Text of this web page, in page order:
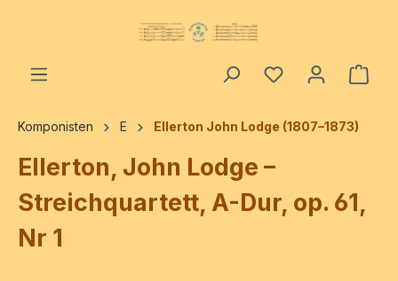
Komponisten E Ellerton John Lodge (1807–1873)
Ellerton, John Lodge –
Streichquartett, A-Dur, op. 61,
Nr 1